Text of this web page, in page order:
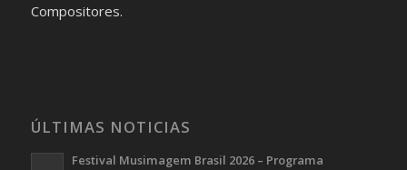
Compositores.
ÚLTIMAS NOTICIAS
Festival Musimagem Brasil 2026 – Programa